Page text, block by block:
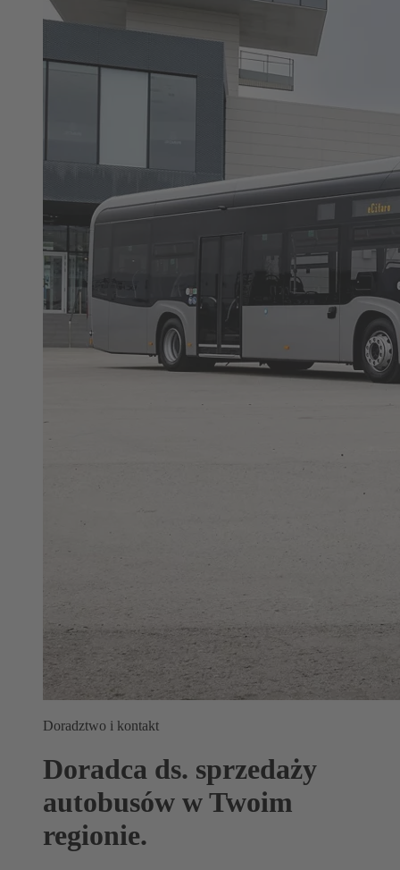
Doradztwo i kontakt
Doradca ds. sprzedaży
autobusów w Twoim
regionie.